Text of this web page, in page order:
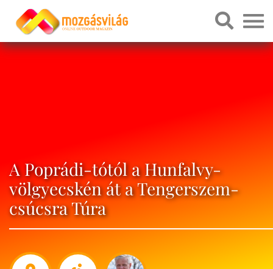
A Poprádi-tótól a Hunfalvy-
völgyecskén át a Tengerszem-
csúcsra Túra